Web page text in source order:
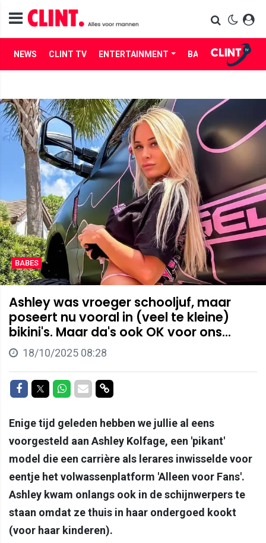
NEWS CLINT TV ENTERTAINMENT BABES LIFE
BABES
Ashley was vroeger schooljuf, maar
poseert nu vooral in (veel te kleine)
bikini's. Maar da's ook OK voor ons...
18/10/2025 08:28
Delen op Facebook
Delen op Twitter
Delen op Whatsapp
Delen via Mail
Delen via link
Enige tijd geleden hebben we jullie al eens
voorgesteld aan Ashley Kolfage, een 'pikant'
model die een carrière als lerares inwisselde voor
eentje het volwassenplatform 'Alleen voor Fans'.
Ashley kwam onlangs ook in de schijnwerpers te
staan omdat ze thuis in haar ondergoed kookt
(voor haar kinderen).